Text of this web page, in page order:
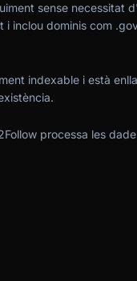
sense necessitat
i inclou dominis com
indexable i està
processa les